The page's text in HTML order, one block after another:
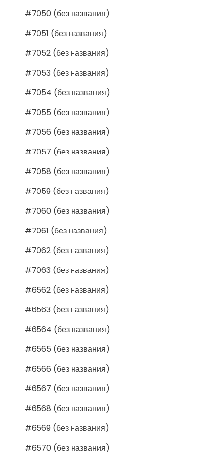
#7050 (без названия)
#7051 (без названия)
#7052 (без названия)
#7053 (без названия)
#7054 (без названия)
#7055 (без названия)
#7056 (без названия)
#7057 (без названия)
#7058 (без названия)
#7059 (без названия)
#7060 (без названия)
#7061 (без названия)
#7062 (без названия)
#7063 (без названия)
#6562 (без названия)
#6563 (без названия)
#6564 (без названия)
#6565 (без названия)
#6566 (без названия)
#6567 (без названия)
#6568 (без названия)
#6569 (без названия)
#6570 (без названия)